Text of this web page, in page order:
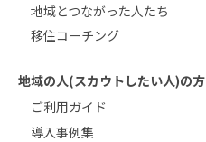
地域とつながった人たち
移住コーチング
地域の人(スカウトしたい人)の方
ご利用ガイド
導入事例集